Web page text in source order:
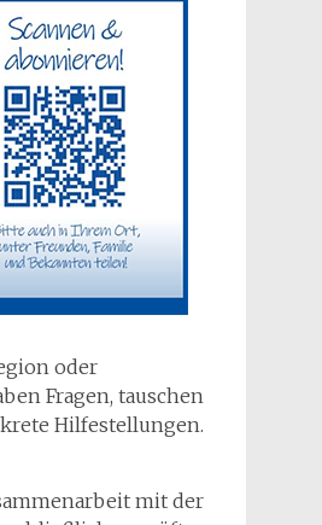
oder
Fragen, tauschen
Hilfestellungen.
mit der